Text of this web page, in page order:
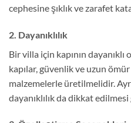
cephesine şıklık ve zarafet
2. Dayanıklılık
Bir villa için kapının
kapılar, güvenlik ve uzun
malzemelerle üretilmelidir.
dayanıklılık da dikkat